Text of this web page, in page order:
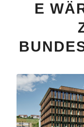
E